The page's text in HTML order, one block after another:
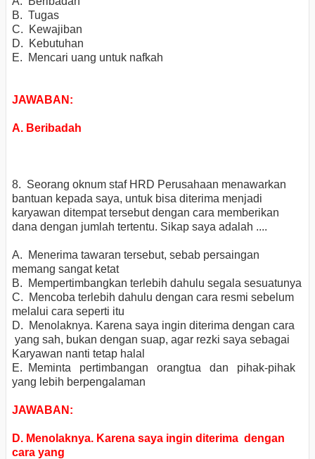
B. Tugas
C. Kewajiban
D. Kebutuhan
E. Mencari uang untuk nafkah
JAWABAN:
A. Beribadah
8. Seorang oknum staf HRD Perusahaan menawarkan
bantuan kepada saya, untuk bisa diterima menjadi
karyawan ditempat tersebut dengan cara memberikan
dana dengan jumlah tertentu. Sikap saya adalah ....
A. Menerima tawaran tersebut, sebab persaingan
memang sangat ketat
B. Mempertimbangkan terlebih dahulu segala sesuatunya
C. Mencoba terlebih dahulu dengan cara resmi sebelum
melalui cara seperti itu
D. Menolaknya. Karena saya ingin diterima dengan cara
yang sah, bukan dengan suap, agar rezki saya sebagai
Karyawan nanti tetap halal
E. Meminta pertimbangan orangtua dan pihak-pihak
yang lebih berpengalaman
JAWABAN:
D. Menolaknya. Karena saya ingin diterima dengan
cara yang